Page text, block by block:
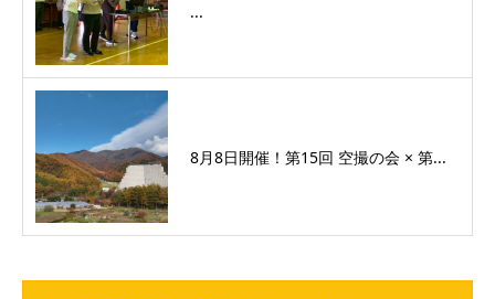
...
8月8日開催！第15回 空撮の会 × 第...